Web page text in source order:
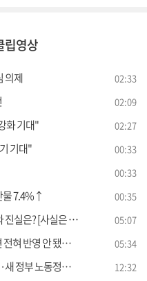
립영상
의제 02:33
02:09
화 기대" 02:27
기대" 00:33
00:33
물 7.4%↑ 00:35
[사실은 이렇습니다] 05:07
[사실은 이렇습니다] 05:34
동정책 방향성은? 12:32